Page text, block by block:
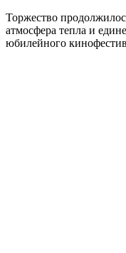
Торжество
атмосфера тепла и
юбилейного